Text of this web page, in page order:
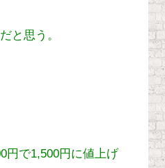
と思う。
円で1,500円に値上げ